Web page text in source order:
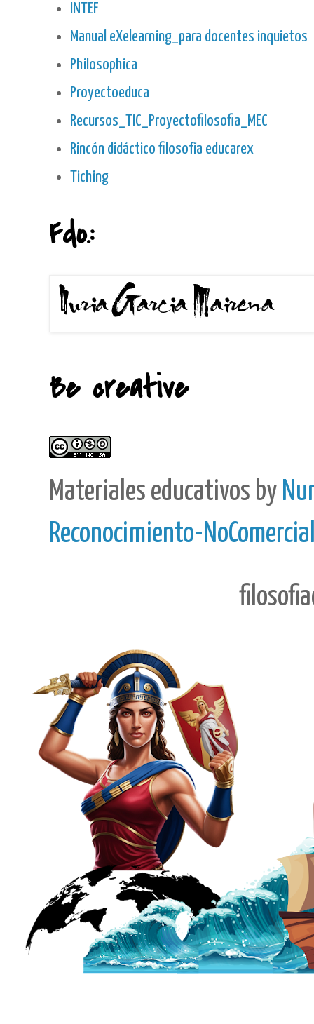
INTEF
Manual eXelearning_para docentes inquietos
Philosophica
Proyectoeduca
Recursos_TIC_Proyectofilosofia_MEC
Rincón didáctico filosofía educarex
Tiching
Fdo.:
Be creative
Materiales educativos by
Reconocimiento-